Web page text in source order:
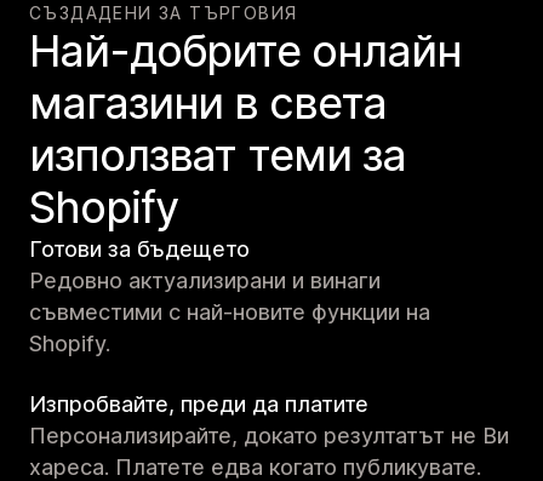
СЪЗДАДЕНИ ЗА ТЪРГОВИЯ
Най-добрите онлайн
магазини в света
използват теми за
Shopify
Готови за бъдещето
Редовно актуализирани и винаги
съвместими с най-новите функции на
Shopify.
Изпробвайте, преди да платите
Персонализирайте, докато резултатът не Ви
хареса. Платете едва когато публикувате.